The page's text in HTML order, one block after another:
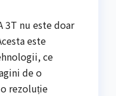
3T nu este doar
este
ce
de o
rezoluție